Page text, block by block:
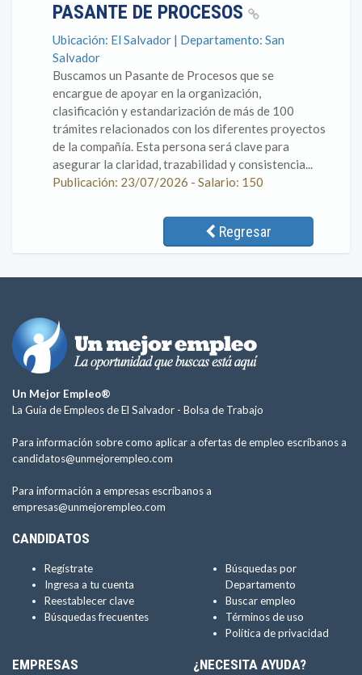
PASANTE DE PROCESOS
Ubicación: El Salvador | Departamento: San
Salvador
Buscamos un Pasante de Procesos que se
encargue de apoyar en la organización,
clasificación y estandarización de más de 100
trámites relacionados con los diferentes proyectos
de la compañía. Esta persona será clave para
asegurar la claridad, trazabilidad y consistencia...
Publicación: 23/07/2026 - Salario: 150
Regresar
Un Mejor Empleo®
La Guía de Empleos de El Salvador - Bolsa de Trabajo
Para información sobre como aplicar a ofertas de empleo escríbanos a
candidatos@unmejorempleo.com
Para información a empresas escríbanos a
empresas@unmejorempleo.com
CANDIDATOS
Regístrate
Ingresa a tu cuenta
Reestablecer clave
Búsquedas frecuentes
Búsquedas por
Departamento
Buscar empleo
Términos de uso
Política de privacidad
EMPRESAS ¿NECESITA AYUDA?